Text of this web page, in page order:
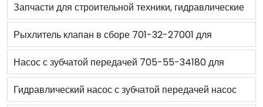
Запчасти для строительной техники, гидравлические
детали, лопастной насос 1212501 замены,
гидравлический насос Vickers Oem для
фронтального погрузчика 950F 950FII
Рыхлитель клапан в сборе 701-32-27001 для
бульдозера D85A-18
Насос с зубчатой передачей 705-55-34180 для
погрузчика WA380-3/WA350-3E
Гидравлический насос с зубчатой передачей насос